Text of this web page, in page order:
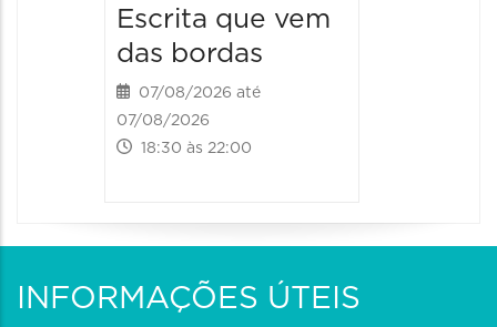
Escrita que vem
das bordas
07/08/2026 até
07/08/2026
18:30 às 22:00
INFORMAÇÕES ÚTEIS